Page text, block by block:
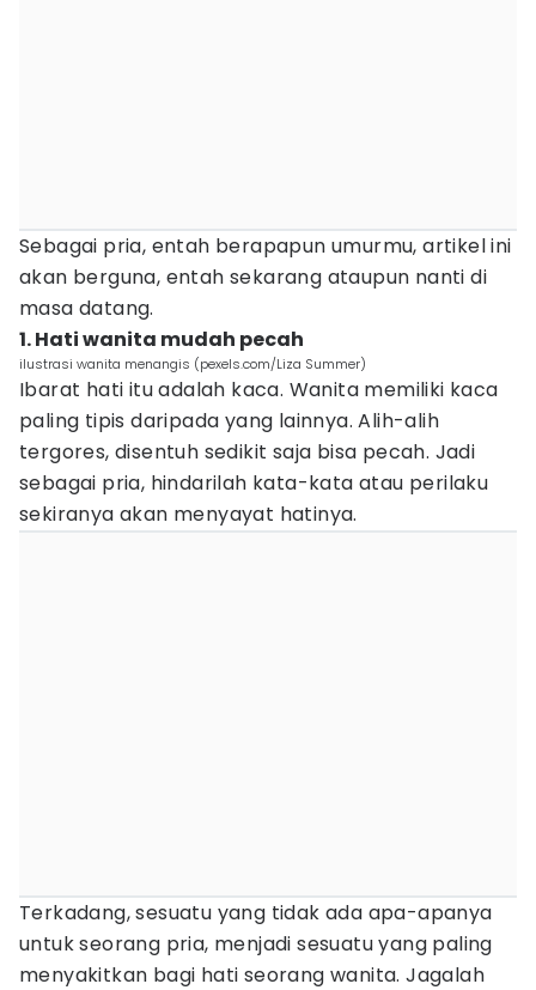
Sebagai pria, entah berapapun umurmu, artikel ini
akan berguna, entah sekarang ataupun nanti di
masa datang.
1. Hati wanita mudah pecah
ilustrasi wanita menangis (pexels.com/Liza Summer)
Ibarat hati itu adalah kaca. Wanita memiliki kaca
paling tipis daripada yang lainnya. Alih-alih
tergores, disentuh sedikit saja bisa pecah. Jadi
sebagai pria, hindarilah kata-kata atau perilaku
sekiranya akan menyayat hatinya.
Terkadang, sesuatu yang tidak ada apa-apanya
untuk seorang pria, menjadi sesuatu yang paling
menyakitkan bagi hati seorang wanita. Jagalah